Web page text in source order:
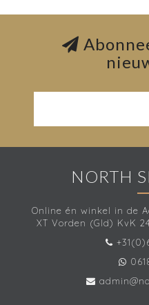
NORTH
Online én winkel in de
XT Vorden (Gld) KvK